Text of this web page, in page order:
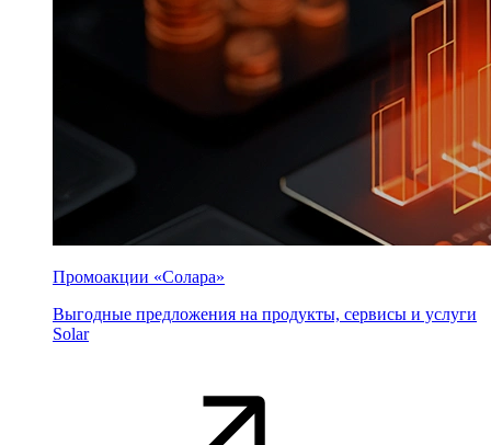
Промоакции «Солара»
Выгодные предложения на продукты, сервисы и услуги
Solar